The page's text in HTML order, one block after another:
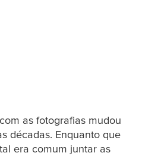
as fotografias mudou
décadas. Enquanto que
era comum juntar as